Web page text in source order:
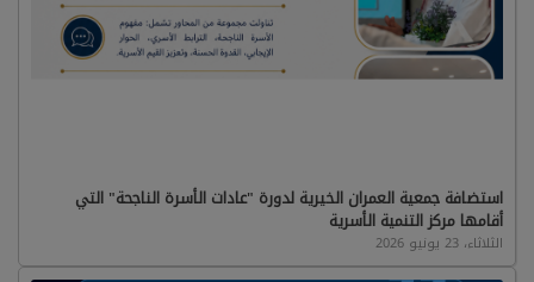
استضافة جمعية العمران الخيرية لدورة "عادات الأسرة الناجحة" التي
أقامها مركز التنمية الأسرية
الثلاثاء، 23 يونيو 2026